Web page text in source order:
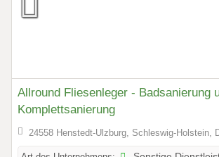
Allround Fliesenleger - Badsanierung
Komplettsanierung
24558 Henstedt-Ulzburg, Schleswig-Holstein,